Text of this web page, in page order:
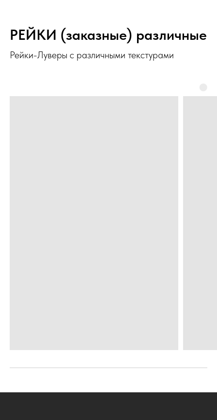
РЕЙКИ (заказные) различные
Рейки-Луверы с различными текстурами